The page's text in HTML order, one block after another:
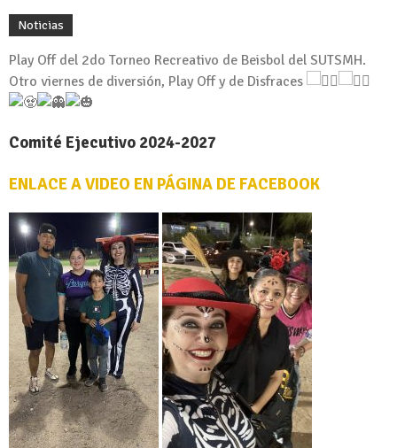
Noticias
Play Off del 2do Torneo Recreativo de Beisbol del SUTSMH.
Otro viernes de diversión, Play Off y de Disfraces
Comité Ejecutivo 2024-2027
ENLACE A VIDEO EN PÁGINA DE FACEBOOK